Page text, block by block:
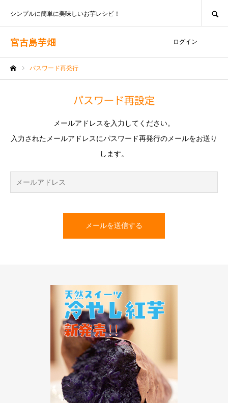
宮古島芋畑
シンプルに簡単に美味しいお芋レシピ！
ログイン
パスワード再発行
パスワード再設定
メールアドレスを入力してください。
入力されたメールアドレスにパスワード再発行のメールをお送り
します。